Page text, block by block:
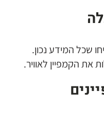
שכל המידע נכון.
את הקמפיין לאוויר.